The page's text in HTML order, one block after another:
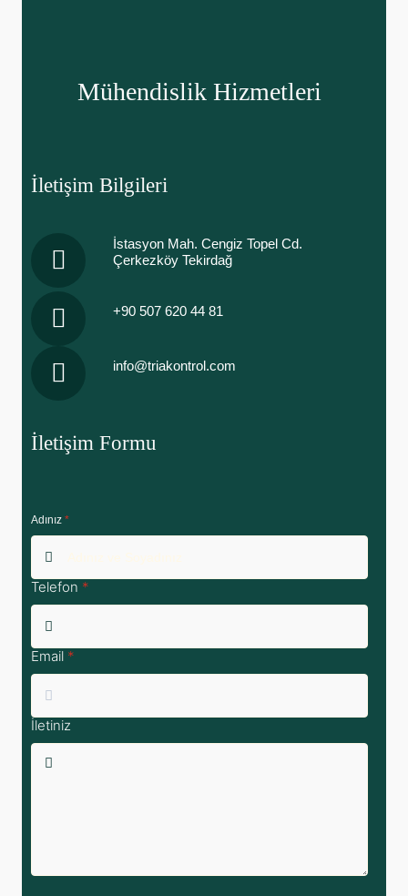
Mühendislik Hizmetleri
İletişim Bilgileri
İstasyon Mah. Cengiz Topel Cd.
Çerkezköy Tekirdağ
+90 507 620 44 81
info@triakontrol.com
İletişim Formu
Adınız *
Telefon *
Email *
İletiniz